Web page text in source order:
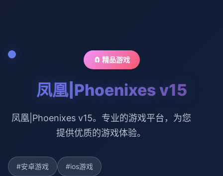
🧲 精品游戏
凤凰|Phoenixes v15
凤凰|Phoenixes v15。专业的游戏平台，为您
提供优质的游戏体验。
#安卓游戏 #ios游戏